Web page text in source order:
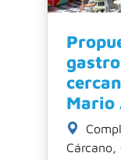
Mario
Cárcano,